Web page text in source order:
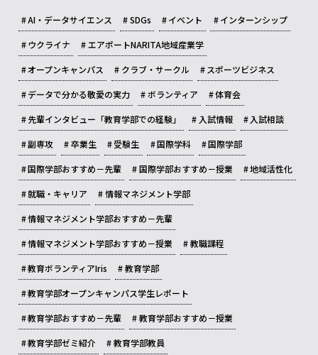
AI・データサイエンス SDGs イベント インターンシップ
ウクライナ エアポートNARITA地域産業学
オープンキャンパス クラブ・サークル スポーツビジネス
データで分かる敬愛の実力 ボランティア 体育会
先輩インタビュー「教育学部での経験」 入試情報 入試相談
副専攻 卒業生 受験生 国際学科 国際学部
国際学部おすすめ－先輩 国際学部おすすめ－授業 地域活性化
就職・キャリア 情報マネジメント学部
情報マネジメント学部おすすめ－先輩
情報マネジメント学部おすすめ－授業 教職課程
教育ボランティアIris 教育学部
教育学部オープンキャンパス学生レポート
教育学部おすすめ－先輩 教育学部おすすめ－授業
教育学部ゼミ紹介 教育学部教員